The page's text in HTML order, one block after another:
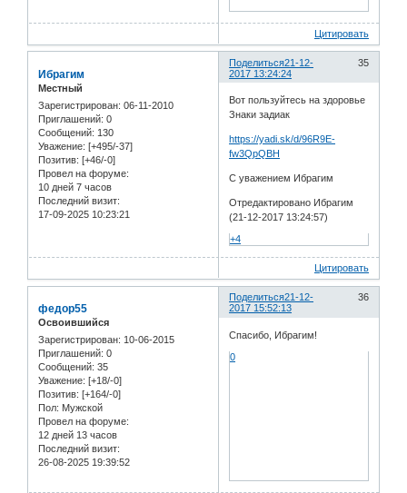
Цитировать
Поделиться 35
21-12-
2017 13:24:24
Ибрагим
Местный
Зарегистрирован: 06-11-2010
Приглашений: 0
Сообщений: 130
Уважение: [+495/-37]
Позитив: [+46/-0]
Провел на форуме:
10 дней 7 часов
Последний визит:
17-09-2025 10:23:21
Вот пользуйтесь на здоровье
Знаки задиак
https://yadi.sk/d/96R9E-
fw3QpQBH
С уважением Ибрагим
Отредактировано Ибрагим
(21-12-2017 13:24:57)
+4
Цитировать
Поделиться 36
21-12-
2017 15:52:13
федор55
Освоившийся
Зарегистрирован: 10-06-2015
Приглашений: 0
Сообщений: 35
Уважение: [+18/-0]
Позитив: [+164/-0]
Пол: Мужской
Провел на форуме:
12 дней 13 часов
Последний визит:
26-08-2025 19:39:52
Спасибо, Ибрагим!
0